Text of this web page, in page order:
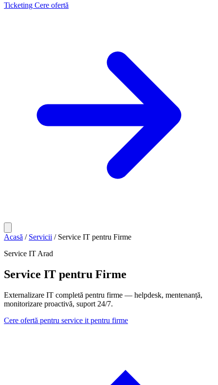
Ticketing Cere ofertă
Acasă / Servicii / Service IT pentru Firme
Service IT Arad
Service IT pentru Firme
Externalizare IT completă pentru firme — helpdesk, mentenanță,
monitorizare proactivă, suport 24/7.
Cere ofertă pentru service it pentru firme